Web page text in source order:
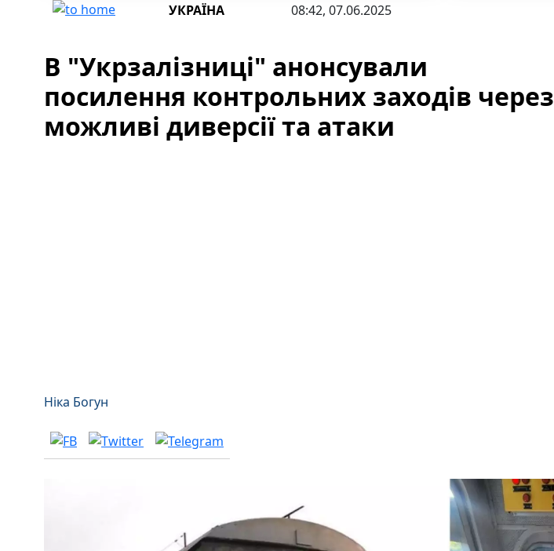
УКРАЇНА 08:42, 07.06.2025
В "Укрзалізниці" анонсували
посилення контрольних заходів через
можливі диверсії та атаки
Ніка Богун